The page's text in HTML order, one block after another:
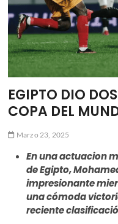
EGIPTO DIO
COPA DEL
Marzo 23, 2025
En una actuacion
de Egipto,
impresionante
una cómoda
reciente